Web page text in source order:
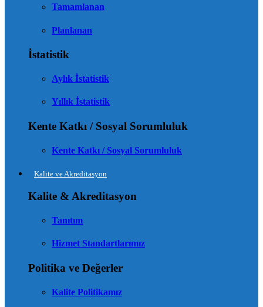
Tamamlanan
Planlanan
İstatistik
Aylık İstatistik
Yıllık İstatistik
Kente Katkı / Sosyal Sorumluluk
Kente Katkı / Sosyal Sorumluluk
Kalite ve Akreditasyon
Kalite & Akreditasyon
Tanıtım
Hizmet Standartlarımız
Politika ve Değerler
Kalite Politikamız